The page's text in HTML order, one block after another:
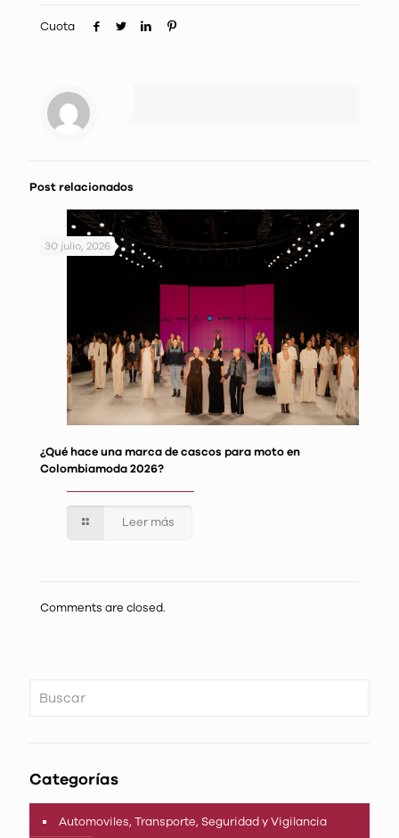
Cuota
Post relacionados
30 julio, 2026
¿Qué hace una marca de cascos para moto en
Colombiamoda 2026?
Leer más
Comments are closed.
Categorías
Automoviles, Transporte, Seguridad y Vigilancia